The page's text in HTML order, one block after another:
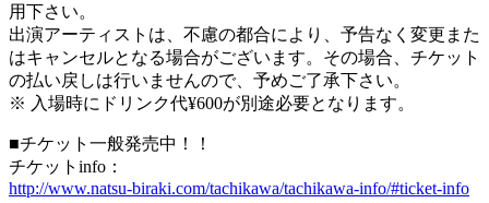
用下さい。
出演アーティストは、不慮の都合により、予告なく変更また
はキャンセルとなる場合がございます。その場合、チケット
の払い戻しは行いませんので、予めご了承下さい。
※ 入場時にドリンク代¥600が別途必要となります。
■チケット一般発売中！！
チケットinfo：
http://www.natsu-biraki.com/tachikawa/tachikawa-info/#ticket-info